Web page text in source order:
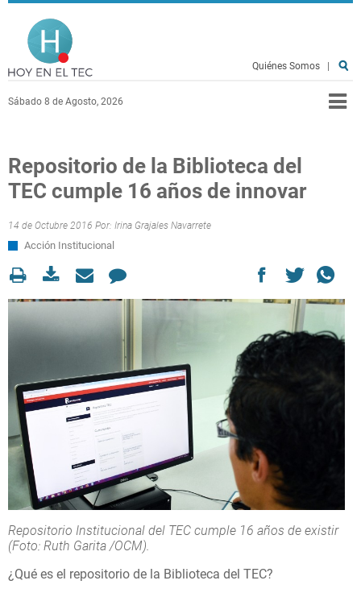
Pasar al contenido principal
Sábado 8 de Agosto, 2026
Quiénes Somos
Repositorio de la Biblioteca del
TEC cumple 16 años de innovar
14 de Octubre 2016 Por: Irina Grajales Navarrete
Acción Institucional
Repositorio Institucional del TEC cumple 16 años de existir
(Foto: Ruth Garita /OCM).
¿Qué es el repositorio de la Biblioteca del TEC?